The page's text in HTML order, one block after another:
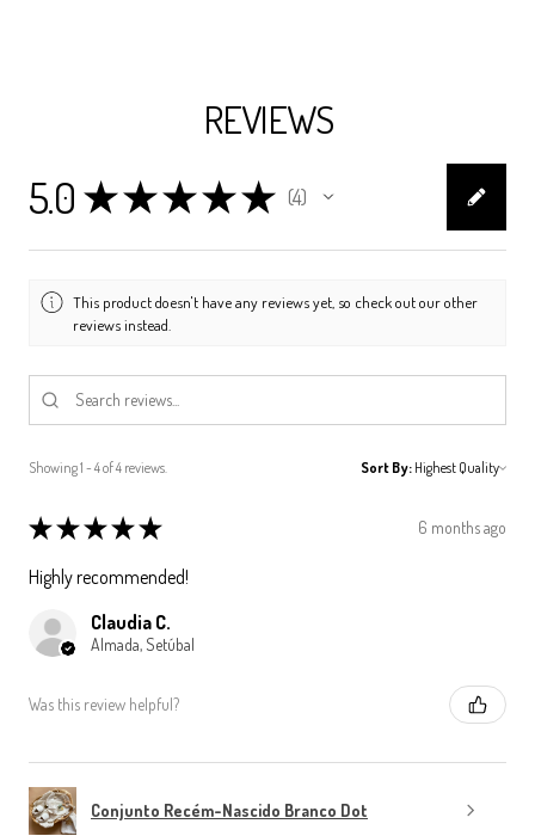
REVIEWS
5.0 ★★★★★ 4
4
This product doesn't have any reviews yet, so check out our other
reviews instead.
Showing 1 - 4 of 4 reviews. Sort By:
★★★★★ 6 months ago
Highly recommended!
Claudia C.
Almada, Setúbal
Was this review helpful?
Conjunto Recém-Nascido Branco Dot